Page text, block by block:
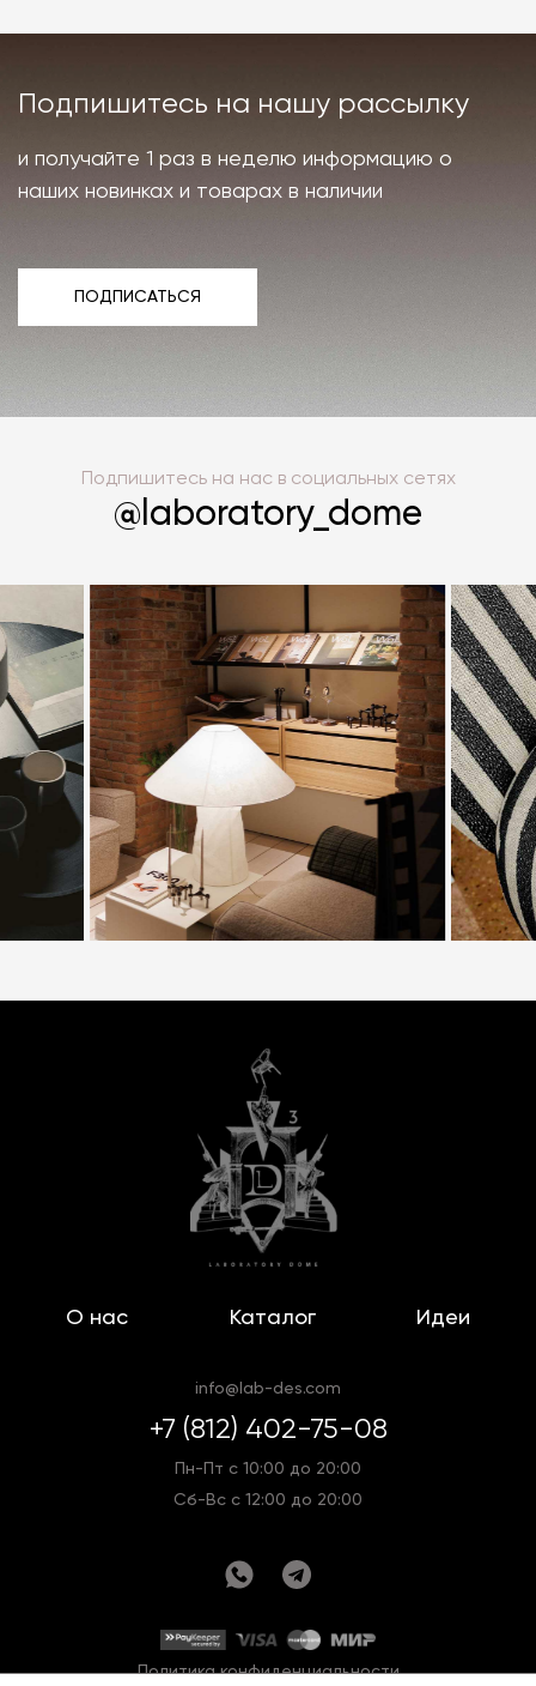
Подпишитесь на нашу рассылку
и получайте 1 раз в неделю информацию о
наших новинках и товарах в наличии
ПОДПИСАТЬСЯ
Подпишитесь на нас в социальных сетях
@laboratory_dome
О нас Каталог Идеи
info@lab-des.com
+7 (812) 402-75-08
Пн-Пт с 10:00 до 20:00
Сб-Вс с 12:00 до 20:00
Политика конфиденциальности